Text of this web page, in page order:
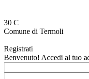
30 C
Comune di Termoli
Registrati
Benvenuto! Accedi al tuo